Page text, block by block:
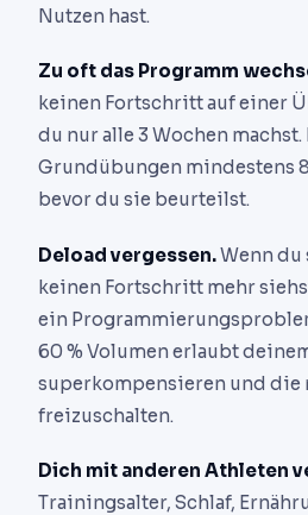
Nutzen hast.
Zu oft das Programm
keinen Fortschritt auf einer
du nur alle 3 Wochen
Grundübungen mindestens
bevor du sie beurteilst.
Deload vergessen.Wenn du
keinen Fortschritt mehr
ein
60 % Volumen erlaubt
superkompensieren und die
freizuschalten.
Dich mit anderen Athleten
Trainingsalter, Schlaf,